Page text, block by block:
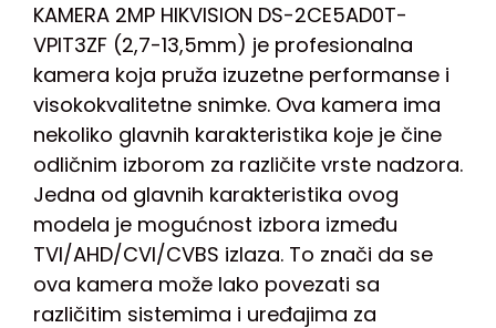
KAMERA 2MP HIKVISION DS-2CE5AD0T-
VPIT3ZF (2,7-13,5mm) je profesionalna
kamera koja pruža izuzetne performanse i
visokokvalitetne snimke. Ova kamera ima
nekoliko glavnih karakteristika koje je čine
odličnim izborom za različite vrste nadzora.
Jedna od glavnih karakteristika ovog
modela je mogućnost izbora između
TVI/AHD/CVI/CVBS izlaza. To znači da se
ova kamera može lako povezati sa
različitim sistemima i uređajima za